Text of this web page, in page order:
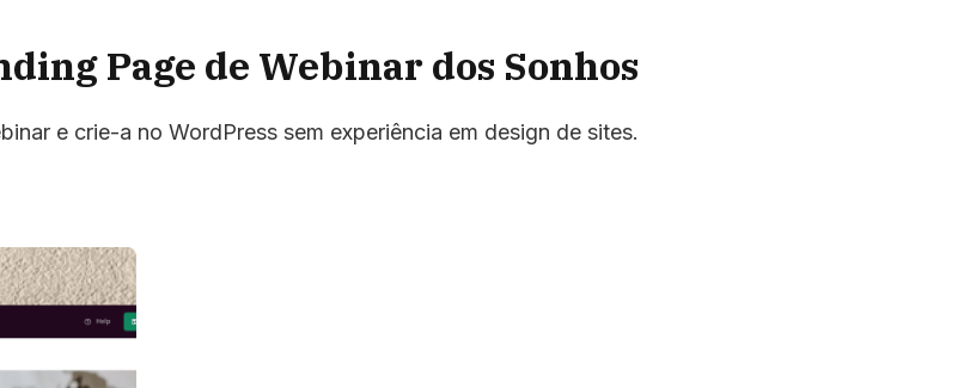
Page de Webinar dos Sonhos
e crie-a no WordPress sem experiência em design de sites.